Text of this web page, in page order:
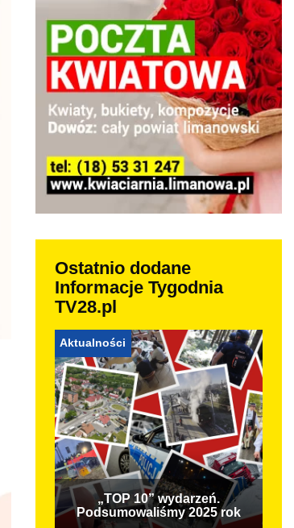
Ostatnio dodane
Informacje Tygodnia
TV28.pl
Aktualności
„TOP 10” wydarzeń.
Podsumowaliśmy 2025 rok